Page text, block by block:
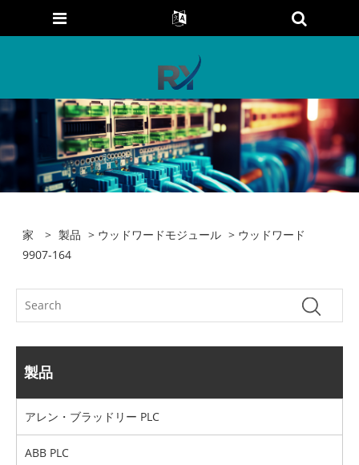
家 > 製品 > ウッドワードモジュール > ウッドワード
9907-164
製品
アレン・ブラッドリー PLC
ABB PLC